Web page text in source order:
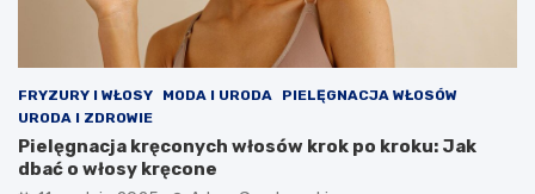
FRYZURY I WŁOSY MODA I URODA
PIELĘGNACJA WŁOSÓW
URODA I ZDROWIE
Pielęgnacja kręconych włosów krok po kroku: Jak
dbać o włosy kręcone